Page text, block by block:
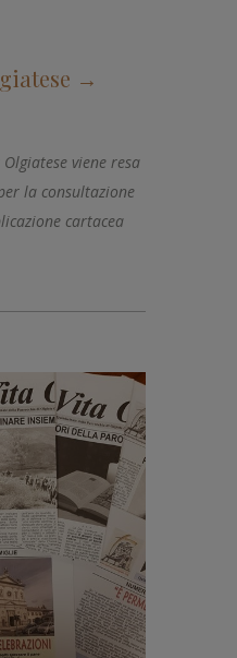
→
viene resa
la consultazione
cartacea